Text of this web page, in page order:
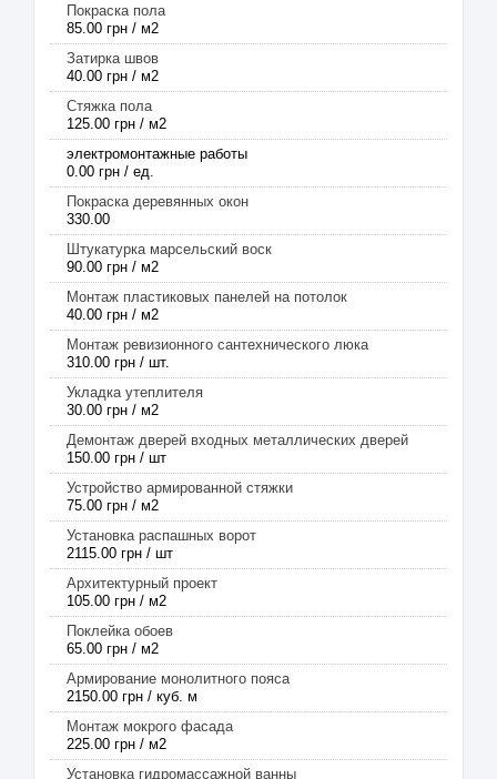
Покраска пола
85.00 грн / м2
Затирка швов
40.00 грн / м2
Стяжка пола
125.00 грн / м2
электромонтажные работы
0.00 грн / ед.
Покраска деревянных окон
330.00
Штукатурка марсельский воск
90.00 грн / м2
Монтаж пластиковых панелей на потолок
40.00 грн / м2
Монтаж ревизионного сантехнического люка
310.00 грн / шт.
Укладка утеплителя
30.00 грн / м2
Демонтаж дверей входных металлических дверей
150.00 грн / шт
Устройство армированной стяжки
75.00 грн / м2
Установка распашных ворот
2115.00 грн / шт
Архитектурный проект
105.00 грн / м2
Поклейка обоев
65.00 грн / м2
Армирование монолитного пояса
2150.00 грн / куб. м
Монтаж мокрого фасада
225.00 грн / м2
Установка гидромассажной ванны